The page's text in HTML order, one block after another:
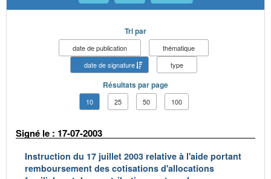
Tri par
date de publication
thématique
date de signature
type
Résultats par page
10 25 50 100
Signé le : 17-07-2003
Instruction du 17 juillet 2003 relative à l'aide portant
remboursement des cotisations d'allocations